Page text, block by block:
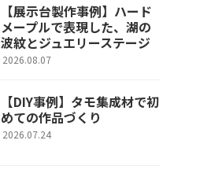
【展示台製作事例】ハード
メープルで表現した、湖の
波紋とジュエリーステージ
2026.08.07
【DIY事例】タモ集成材で初
めての作品づくり
2026.07.24